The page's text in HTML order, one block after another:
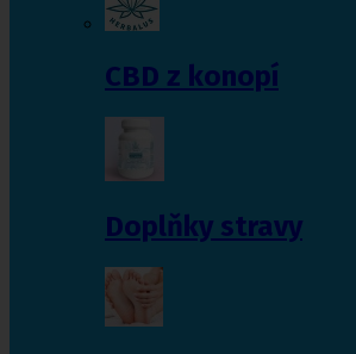
CBD z konopí
Doplňky stravy